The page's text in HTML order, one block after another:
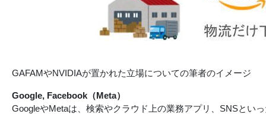
GAFAMやNVIDIAが置かれた立場についての筆者のイメージ
Google, Facebook（Meta）
GoogleやMetaは、検索やクラウド上の業務アプリ、SNSとい